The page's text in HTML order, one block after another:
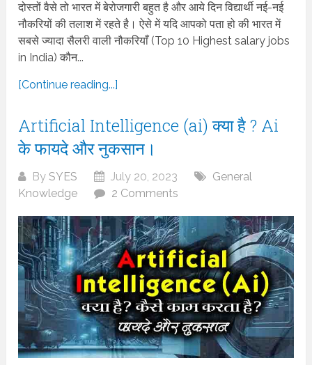
दोस्तों वैसे तो भारत में बेरोजगारी बहुत है और आये दिन विद्यार्थी नई-नई
नौकरियों की तलाश में रहते है। ऐसे में यदि आपको पता हो की भारत में
सबसे ज्यादा सैलरी वाली नौकरियाँ (Top 10 Highest salary jobs
in India) कौन...
[Continue reading...]
Artificial Intelligence (ai) क्या है ? Ai
के फायदे और नुकसान।
BySYES July 20, 2023
General
Knowledge
2 Comments